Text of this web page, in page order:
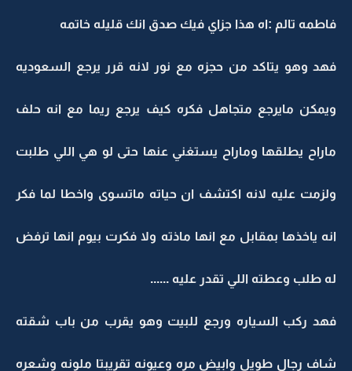
فاطمه تالم :اه هذا جزاي فيك صدق انك قليله خاتمه
فهد وهو يتاكد من حجزه مع نور لانه قرر يرجع السعوديه
ويمكن مايرجع متجاهل فكره كيف يرجع ريما مع انه حلف
ماراح يطلقها وماراح يستغني عنها حتى لو هي اللي طلبت
ولزمت عليه لانه اكتشف ان حياته ماتسوى واخطا لما فكر
انه ياخذها بمقابل مع انها ماذته ولا فكرت بيوم انها ترفض
له طلب وعطته اللي تقدر عليه ......
فهد ركب السياره ورجع للبيت وهو يقرب من باب شقته
شاف رجال طويل وابيض مره وعيونه تقريبتا ملونه وشعره